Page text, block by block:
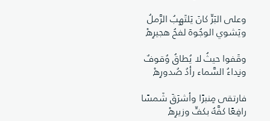
وعلى البَرِّ كانَ يَلتَهِبُ الرَّملُ
ويَشوي الوجُوهَ لفحُ هجيرِهْ
وقَفوا حيثُ لا يُطاقُ وُقوفٌ
ونِداءُ السَّماء رأدُ صُدورِهْ
فارتقى مِنبرًا وأشرَقَ شَمسًا
رافِعًا كفَّهُ بكفِّ وزيرِهْ